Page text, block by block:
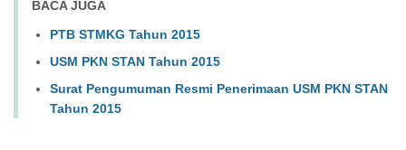
BACA JUGA
PTB STMKG Tahun 2015
USM PKN STAN Tahun 2015
Surat Pengumuman Resmi Penerimaan USM PKN STAN
Tahun 2015